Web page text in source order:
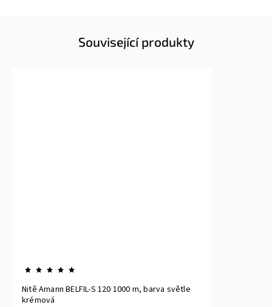
Související produkty
Nitě Amann BELFIL-S 120 1000 m, barva světle
krémová